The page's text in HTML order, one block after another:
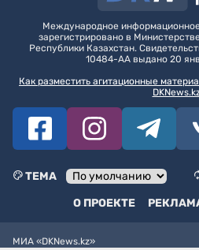
Международное информационное
зарегистрировано в
Республики Казахстан.
10484-АА выдано 20
Как разместить агитационные
ТЕМА
О ПРОЕКТЕ
МИА «DKNews.kz»